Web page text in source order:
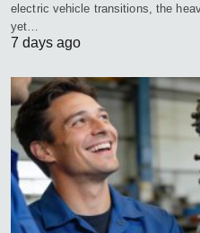
electric vehicle transitions, the
yet…
7 days ago